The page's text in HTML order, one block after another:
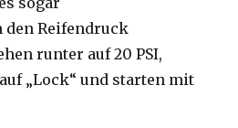
den Reifendruck
runter auf 20 PSI,
„Lock“ und starten mit